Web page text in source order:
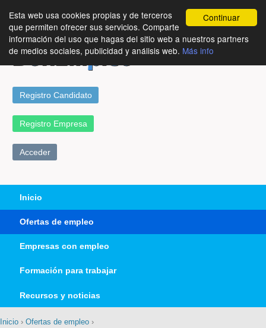
Continuar
Esta web usa cookies propias y de terceros
que permiten ofrecer sus servicios. Comparte
información del uso que hagas del sitio web a nuestros partners
de medios sociales, publicidad y análisis web. Más info
Registro Candidato
Registro Empresa
Acceder
Inicio
Ofertas de empleo
Empresas con empleo
Formación para trabajar
Recursos y noticias
Inicio › Ofertas de empleo ›